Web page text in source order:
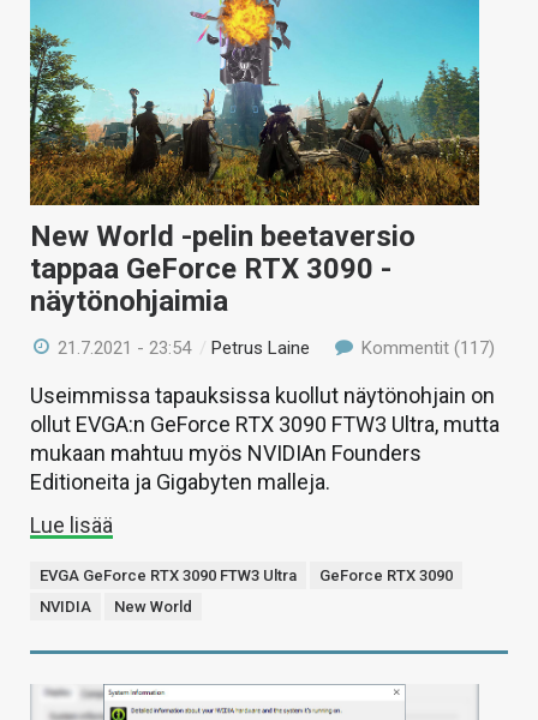
New World -pelin beetaversio
tappaa GeForce RTX 3090 -
näytönohjaimia
21.7.2021 - 23:54 /Petrus Laine Kommentit (117)
Useimmissa tapauksissa kuollut näytönohjain on
ollut EVGA:n GeForce RTX 3090 FTW3 Ultra, mutta
mukaan mahtuu myös NVIDIAn Founders
Editioneita ja Gigabyten malleja.
Lue lisää
EVGA GeForce RTX 3090 FTW3 Ultra
GeForce RTX 3090
NVIDIA
New World